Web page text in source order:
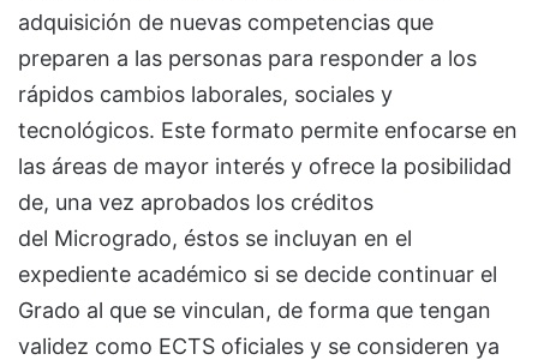
adquisición de nuevas competencias que
preparen a las personas para responder a los
rápidos cambios laborales, sociales y
tecnológicos. Este formato permite enfocarse en
las áreas de mayor interés y ofrece la posibilidad
de, una vez aprobados los créditos
del Microgrado, éstos se incluyan en el
expediente académico si se decide continuar el
Grado al que se vinculan, de forma que tengan
validez como ECTS oficiales y se consideren ya